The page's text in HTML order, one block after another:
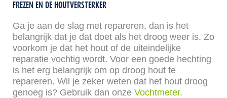
FREZEN EN DE HOUTVERSTERKER
Ga je aan de slag met repareren, dan is het
belangrijk dat je dat doet als het droog weer is. Zo
voorkom je dat het hout of de uiteindelijke
reparatie vochtig wordt. Voor een goede hechting
is het erg belangrijk om op droog hout te
repareren. Wil je zeker weten dat het hout droog
genoeg is? Gebruik dan onze Vochtmeter.